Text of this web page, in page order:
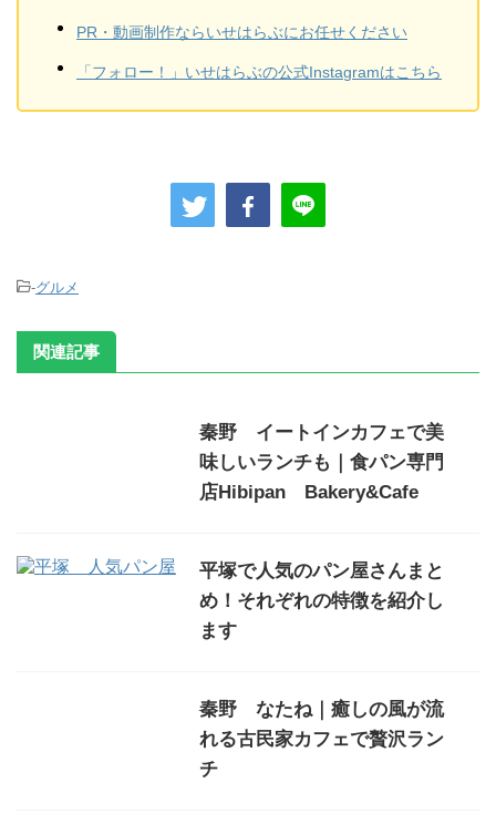
PR・動画制作ならいせはらぶにお任せください
「フォロー！」いせはらぶの公式Instagramはこちら
-グルメ
関連記事
秦野 イートインカフェで美
味しいランチも｜食パン専門
店Hibipan Bakery&Cafe
平塚で人気のパン屋さんまと
め！それぞれの特徴を紹介し
ます
秦野 なたね｜癒しの風が流
れる古民家カフェで贅沢ラン
チ